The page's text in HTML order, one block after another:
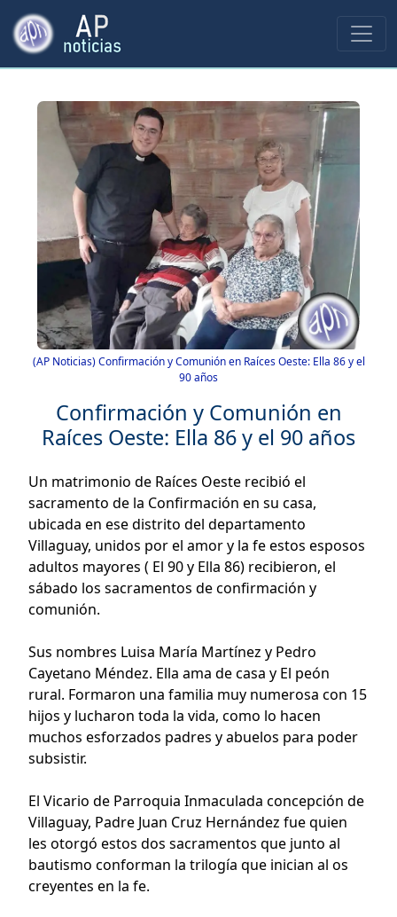
(AP Noticias) Confirmación y Comunión en Raíces Oeste: Ella 86 y el
90 años
Confirmación y Comunión en
Raíces Oeste: Ella 86 y el 90 años
Un matrimonio de Raíces Oeste recibió el
sacramento de la Confirmación en su casa,
ubicada en ese distrito del departamento
Villaguay, unidos por el amor y la fe estos esposos
adultos mayores ( El 90 y Ella 86) recibieron, el
sábado los sacramentos de confirmación y
comunión.
Sus nombres Luisa María Martínez y Pedro
Cayetano Méndez. Ella ama de casa y El peón
rural. Formaron una familia muy numerosa con 15
hijos y lucharon toda la vida, como lo hacen
muchos esforzados padres y abuelos para poder
subsistir.
El Vicario de Parroquia Inmaculada concepción de
Villaguay, Padre Juan Cruz Hernández fue quien
les otorgó estos dos sacramentos que junto al
bautismo conforman la trilogía que inician al os
creyentes en la fe.